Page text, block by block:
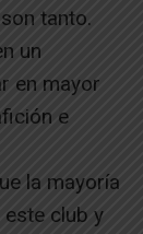
tanto.
un
en mayor
e
la mayoría
club y